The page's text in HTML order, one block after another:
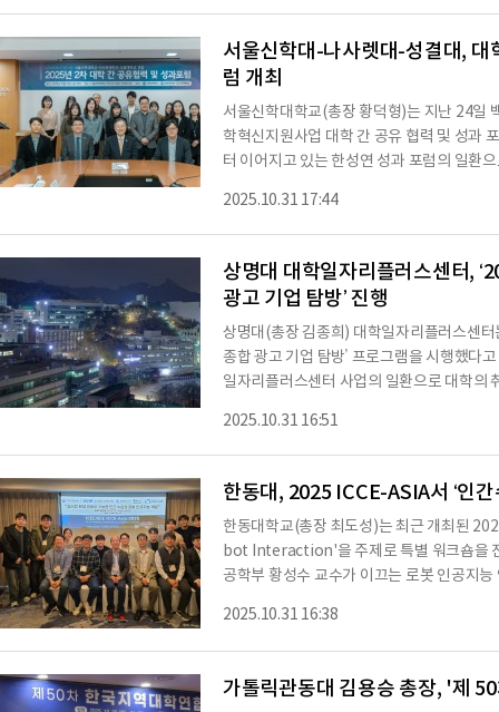
학과, 행정학과, 경찰행정학과, 실용음악과
션 체험 ▲콘텐츠제작학과의 방송 장비 체
서울신학대-나사렛대-성결대, 대
럼 개최
서울신학대학교(총장 황덕형)는 지난 24일
학혁신지원사업 대학 간 공유 협력 및 성과
터 이어지고 있는 한성연 성과 포럼의 일환
교육성과를 공유하고, 지속 가능한 협력 방
다.또한 예산전용 시스템 구축, 예산 집행의
학혁신지원사업 운영의 투명성과 효율성을
2025.10.31 17:44
상명대 대학일자리플러스센터,
광고 기업 탐방’ 진행
상명대(총장 김종희) 대학일자리플러스센
종합 광고 기업 탐방’ 프로그램을 시행했다
일자리플러스센터 사업의 일환으로 대학의
현직자와의 대화 세션 등 다양한 프로그램
무 과정을 체험함으로써 광고 산업 전반에
상명대 대학일자리플러스센터는 우수한 취
2025.10.31 16:51
한동대, 2025 ICCE-ASIA서 ‘인
한동대학교(총장 최도성)는 최근 개최된
bot Interaction'을 주제로 특별 워크숍을
공학부 황성수 교수가 이끄는 로봇 인공지
술정보통신부와 정보통신기획평가원의 '인
정되어, '실시간 환경 적응이 가능한 인간
산
2025.10.31 16:38
가톨릭관동대 김용승 총장, '제